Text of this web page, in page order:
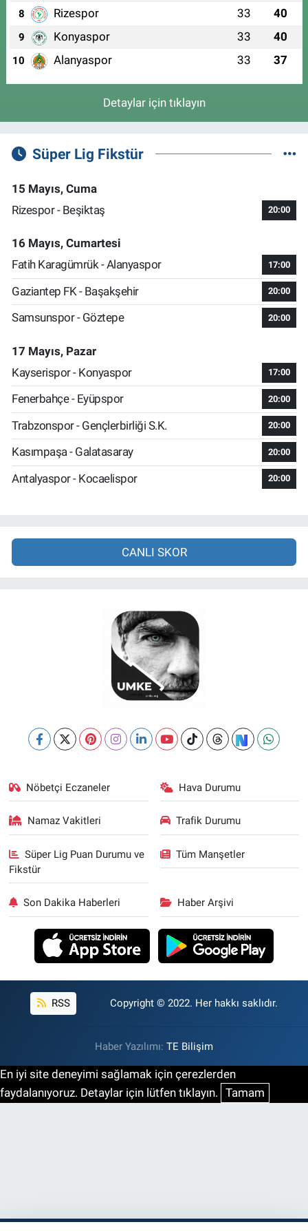
8 Rizespor 33 40
9 Konyaspor 33 40
10 Alanyaspor 33 37
Detaylar için tıklayın
Süper Lig Fikstür
15 Mayıs, Cuma
Rizespor - Beşiktaş
20:00
16 Mayıs, Cumartesi
Fatih Karagümrük - Alanyaspor
17:00
Gaziantep FK - Başakşehir 20:00
Samsunspor - Göztepe 20:00
17 Mayıs, Pazar
Kayserispor - Konyaspor
17:00
Fenerbahçe - Eyüpspor 20:00
Trabzonspor - Gençlerbirliği S.K. 20:00
Kasımpaşa - Galatasaray 20:00
Antalyaspor - Kocaelispor 20:00
CANLI SKOR
Nöbetçi Eczaneler Hava Durumu
Namaz Vakitleri Trafik Durumu
Süper Lig Puan Durumu ve
Fikstür
Tüm Manşetler
Son Dakika Haberleri Haber Arşivi
RSS Copyright © 2022. Her hakkı saklıdır.
Haber Yazılımı: TE Bilişim
En iyi site deneyimi sağlamak için çerezlerden
faydalanıyoruz. Detaylar için lütfen tıklayın. Tamam